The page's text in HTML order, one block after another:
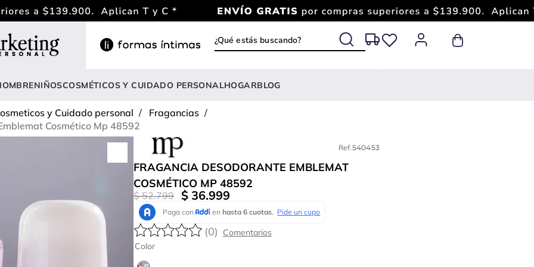
¿Qué estás buscando?
NIÑOSCOSMÉTICOS Y CUIDADO PERSONALHOGARBLOG
y Cuidado personal
Fragancias
Cosmético Mp 48592
Ref.540453
FRAGANCIA DESODORANTE EMBLEMAT
COSMÉTICO MP 48592
$ 52.799 $ 36.999
(0)
Color
camibuzo
deportiva mujer